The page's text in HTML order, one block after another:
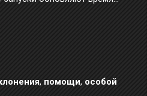
вот тысячи его личин.
Ликаон... каким ты видишь
, помощи, особой